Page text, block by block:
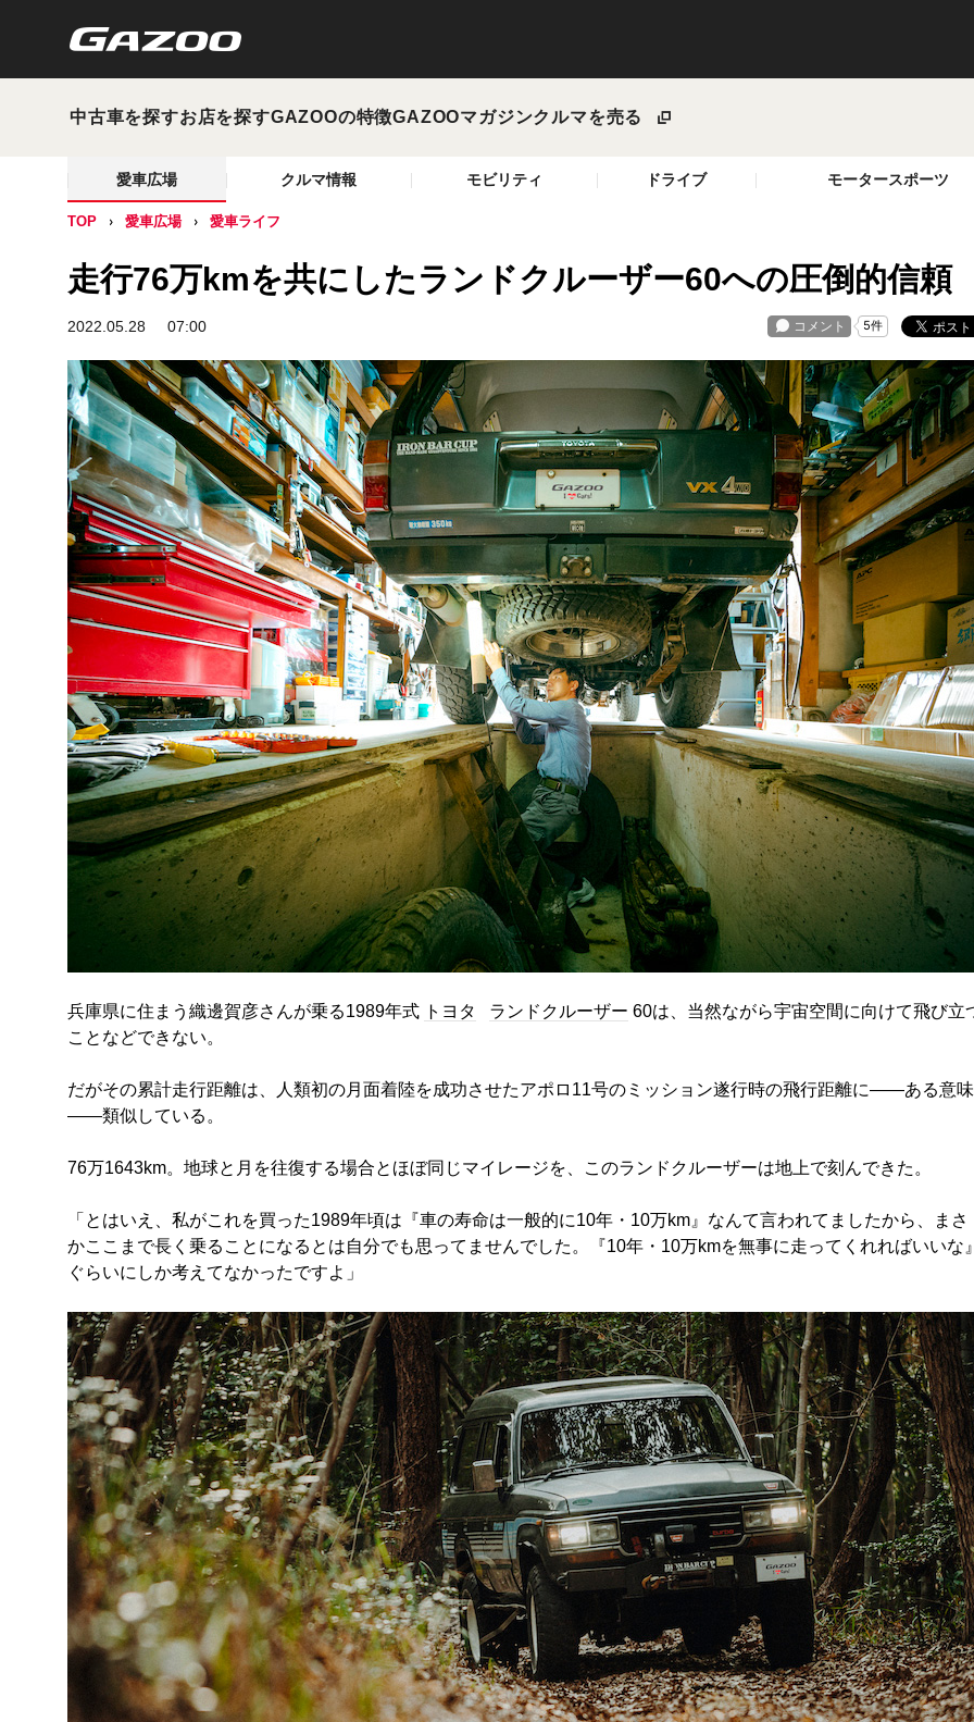
中古車を探すお店を探すGAZOOの特徴GAZOOマガジンクルマを売る
愛車広場 クルマ情報 モビリティ ドライブ モータースポーツ
TOP 愛車広場 愛車ライフ
走行76万kmを共にしたランドクルーザー60への圧倒的信頼
2022.05.28 07:00
兵庫県に住まう織邊賀彦さんが乗る1989年式 トヨタ ランドクルーザー 60は、当然ながら宇宙空間に向けて飛び立
ことなどできない。
だがその累計走行距離は、人類初の月面着陸を成功させたアポロ11号のミッション遂行時の飛行距離に――ある意味
――類似している。
76万1643km。地球と月を往復する場合とほぼ同じマイレージを、このランドクルーザーは地上で刻んできた。
「とはいえ、私がこれを買った1989年頃は『車の寿命は一般的に10年・10万km』なんて言われてましたから、まさ
かここまで長く乗ることになるとは自分でも思ってませんでした。『10年・10万kmを無事に走ってくれればいいな
ぐらいにしか考えてなかったですよ」